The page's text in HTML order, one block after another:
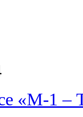
«М-1 –